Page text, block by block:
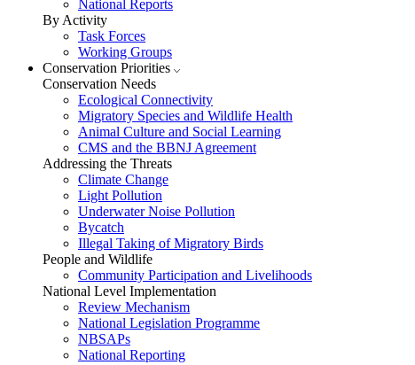
National Reports
By Activity
Task Forces
Working Groups
Conservation Priorities
Conservation Needs
Ecological Connectivity
Migratory Species and Wildlife Health
Animal Culture and Social Learning
CMS and the BBNJ Agreement
Addressing the Threats
Climate Change
Light Pollution
Underwater Noise Pollution
Bycatch
Illegal Taking of Migratory Birds
People and Wildlife
Community Participation and Livelihoods
National Level Implementation
Review Mechanism
National Legislation Programme
NBSAPs
National Reporting